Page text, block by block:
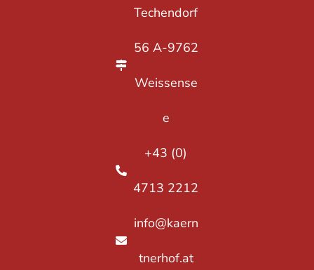
Techendorf
56 A-9762
Weissense
e
+43 (0)
4713 2212
info@kaern
tnerhof.at